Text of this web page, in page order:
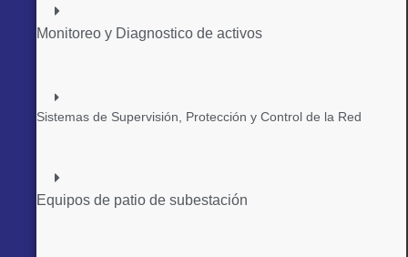
Monitoreo y Diagnostico de activos
Sistemas de Supervisión, Protección y Control de la Red
Equipos de patio de subestación